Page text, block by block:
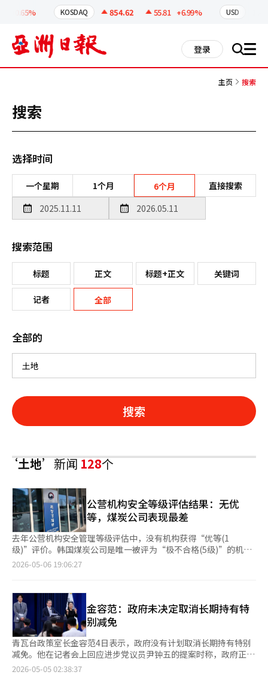
+0.65% KOSDAQ 854.62 55.81 +6.99% USD
登录 搜 all
主页 搜索
搜索
选择时间
一个星期 1个月 6个月 直接搜索
搜索范围
标题 正文 标题+正文 关键词
记者 全部
全部的
搜索
‘土地’新闻128个
公营机构安全等级评估结果：无优
等，煤炭公司表现最差
去年公营机构安全管理等级评估中，没有机构获得“优等(1
级)”评价。韩国煤炭公司是唯一被评为“极不合格(5级)”的机
构，而韩国道路公司、韩国东西发电、韩国土地住宅公司（LH）
安全管理等级评估结果》。政府在去年9月发布的《公营机构安全
管理强化方案》中，将评估对象从73个扩大到104个，并加强了对
事故死亡率高的建筑工地的评估。在此次评估中，104个机构中没
有1级，2级有21个，3级有77个，4级有5个，5级有1个。特别是
韩国煤炭公司因安全管理体系薄弱，被评为“极不合格”，排名垫
底。道路公司、东西发电、LH等公营企业也被评为“不合格”。
自2020年引入安全管理等级制度以来，中高级等级（2、3级）机
构增加，占总机构的94.2%。政府要求4、5级机构必须接受安全专
2026-05-06 19:06:27
金容范：政府未决定取消长期持有特
别减免
青瓦台政策室长金容范4日表示，政府没有计划取消长期持有特别
减免。他在记者会上回应进步党议员尹钟五的提案时称，政府正在
考虑减免政策，但并未决定取消。金容范指出，居住和持有同等适
2026-05-05 02:38:37